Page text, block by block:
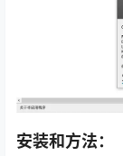
安装和方法：